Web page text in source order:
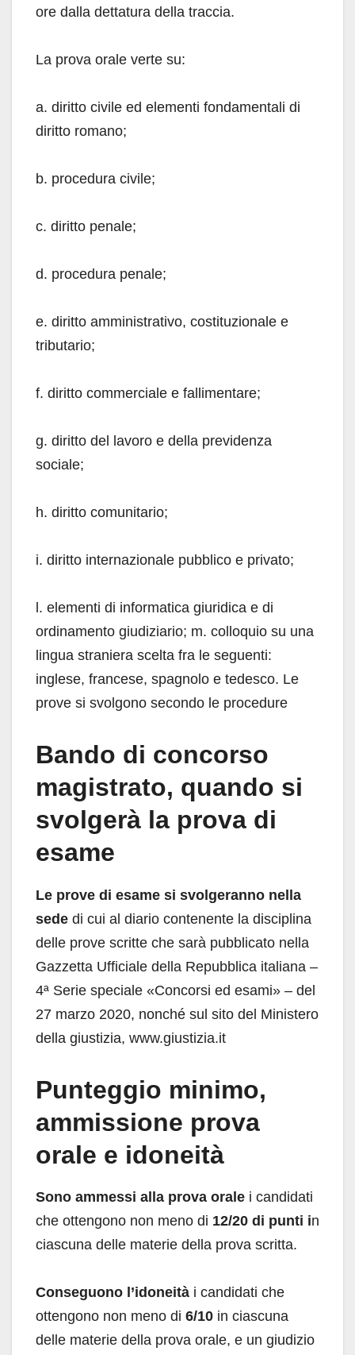
ore dalla dettatura della traccia.
La prova orale verte su:
a. diritto civile ed elementi fondamentali di
diritto romano;
b. procedura civile;
c. diritto penale;
d. procedura penale;
e. diritto amministrativo, costituzionale e
tributario;
f. diritto commerciale e fallimentare;
g. diritto del lavoro e della previdenza
sociale;
h. diritto comunitario;
i. diritto internazionale pubblico e privato;
l. elementi di informatica giuridica e di
ordinamento giudiziario; m. colloquio su una
lingua straniera scelta fra le seguenti:
inglese, francese, spagnolo e tedesco. Le
prove si svolgono secondo le procedure
Bando di concorso
magistrato, quando si
svolgerà la prova di
esame
Le prove di esame si svolgeranno nella
sede di cui al diario contenente la disciplina
delle prove scritte che sarà pubblicato nella
Gazzetta Ufficiale della Repubblica italiana –
4ª Serie speciale «Concorsi ed esami» – del
27 marzo 2020, nonché sul sito del Ministero
della giustizia, www.giustizia.it
Punteggio minimo,
ammissione prova
orale e idoneità
Sono ammessi alla prova orale i candidati
che ottengono non meno di 12/20 di punti in
ciascuna delle materie della prova scritta.
Conseguono l’idoneità i candidati che
ottengono non meno di 6/10 in ciascuna
delle materie della prova orale, e un giudizio